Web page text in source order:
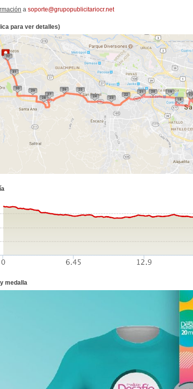
a soporte@grupopublicitariocr.net
para ver detalles)
medalla